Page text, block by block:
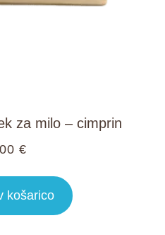
za milo – cimprin
€
košarico